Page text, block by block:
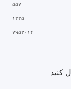
۵۵۷
۱۳۳۵
۷۹۵۲۰۱۴
کنید